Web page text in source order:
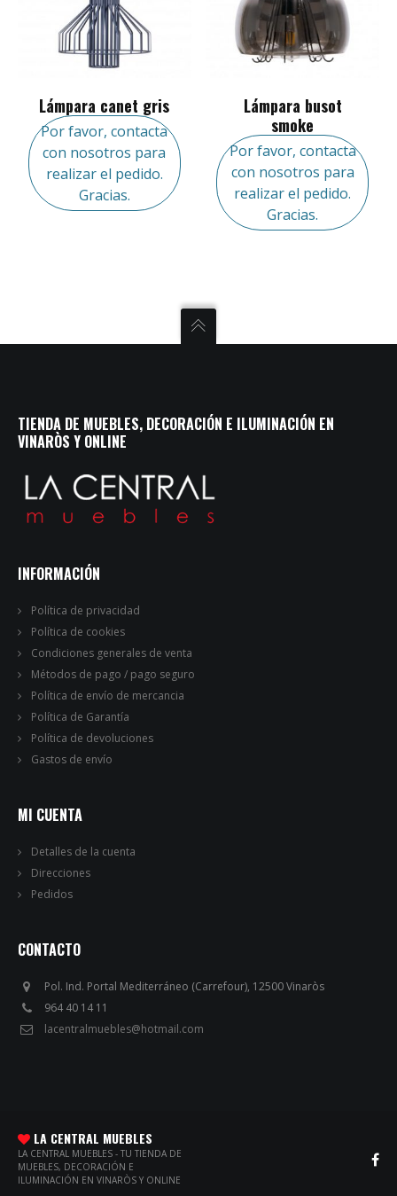
Lámpara canet gris
Por favor, contacta
con nosotros para
realizar el pedido.
Gracias.
Lámpara busot
smoke
Por favor, contacta
con nosotros para
realizar el pedido.
Gracias.
TIENDA DE MUEBLES, DECORACIÓN E ILUMINACIÓN EN
VINARÒS Y ONLINE
INFORMACIÓN
Política de privacidad
Política de cookies
Condiciones generales de venta
Métodos de pago / pago seguro
Política de envío de mercancia
Política de Garantía
Política de devoluciones
Gastos de envío
MI CUENTA
Detalles de la cuenta
Direcciones
Pedidos
CONTACTO
Pol. Ind. Portal Mediterráneo (Carrefour), 12500 Vinaròs
964 40 14 11
lacentralmuebles@hotmail.com
LA CENTRAL MUEBLES
LA CENTRAL MUEBLES - TU TIENDA DE
MUEBLES, DECORACIÓN E
ILUMINACIÓN EN VINARÒS Y ONLINE